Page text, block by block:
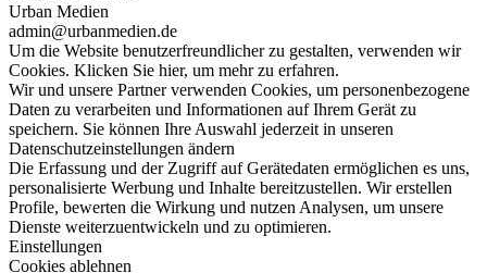
Urban Medien
admin@urbanmedien.de
Um die Website benutzerfreundlicher zu gestalten, verwenden wir
Cookies. Klicken Sie hier, um mehr zu erfahren.
Wir und unsere Partner verwenden Cookies, um personenbezogene
Daten zu verarbeiten und Informationen auf Ihrem Gerät zu
speichern. Sie können Ihre Auswahl jederzeit in unseren
Datenschutzeinstellungen ändern
Die Erfassung und der Zugriff auf Gerätedaten ermöglichen es uns,
personalisierte Werbung und Inhalte bereitzustellen. Wir erstellen
Profile, bewerten die Wirkung und nutzen Analysen, um unsere
Dienste weiterzuentwickeln und zu optimieren.
Einstellungen
Cookies ablehnen